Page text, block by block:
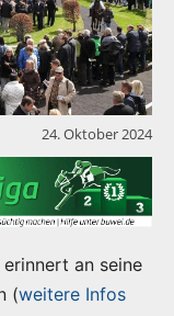
24. Oktober 2024
an seine
(weitere Infos